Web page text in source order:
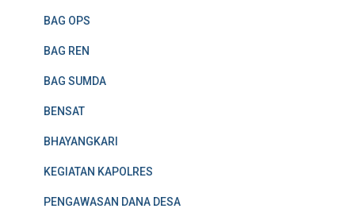
BAG OPS
BAG REN
BAG SUMDA
BENSAT
BHAYANGKARI
KEGIATAN KAPOLRES
PENGAWASAN DANA DESA